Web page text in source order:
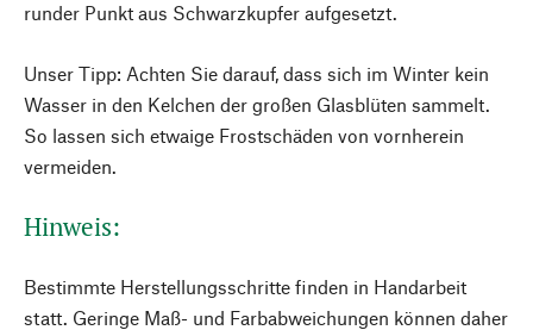
runder Punkt aus Schwarzkupfer aufgesetzt.
Unser Tipp: Achten Sie darauf, dass sich im Winter kein
Wasser in den Kelchen der großen Glasblüten sammelt.
So lassen sich etwaige Frostschäden von vornherein
vermeiden.
Hinweis:
Bestimmte Herstellungsschritte finden in Handarbeit
statt. Geringe Maß- und Farbabweichungen können daher